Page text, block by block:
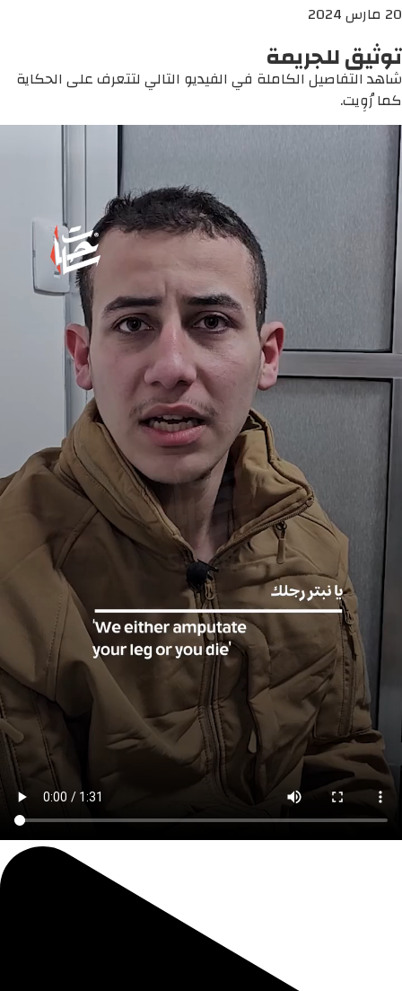
20 مارس 2024
توثيق للجريمة
شاهد التفاصيل الكاملة في الفيديو التالي لتتعرف على الحكاية
كما رُوِيت.